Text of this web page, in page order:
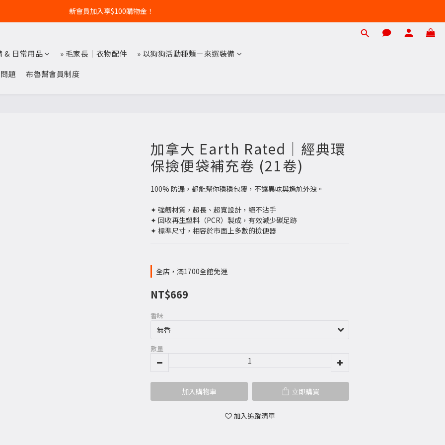
新會員加入享$100購物金！
& 日常用品 » 毛家長｜衣物配件
» 以狗狗活動種類－來選裝備
題
布魯幫會員制度
加拿大 Earth Rated｜經典環
保撿便袋補充卷 (21卷)
100% 防漏，都能幫你穩穩包覆，不讓異味與尷尬外洩。
✦ 強韌材質，超長、超寬設計，絕不沾手
✦ 回收再生塑料（PCR）製成，有效減少碳足跡
✦ 標準尺寸，相容於市面上多數的撿便器
全店，滿1700全館免運
NT$669
香味
數量
加入購物車 立即購買
加入追蹤清單